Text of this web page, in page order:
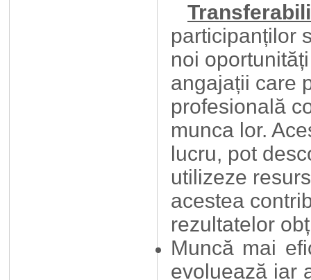
participanților
noi
angajații care
profesională
munca lor.
lucru, pot
utilizeze
acestea
rezultatelor
Muncă mai
evoluează iar